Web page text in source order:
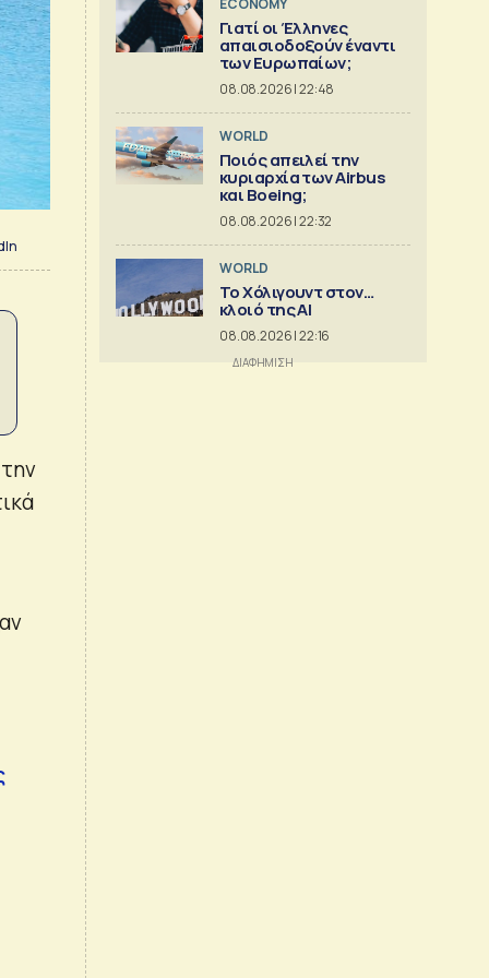
ECONOMY
Γιατί οι Έλληνες
απαισιοδοξούν έναντι
των Ευρωπαίων;
08.08.2026 | 22:48
WORLD
Ποιός απειλεί την
κυριαρχία των Airbus
και Boeing;
08.08.2026 | 22:32
WORLD
Το Χόλιγουντ στον…
κλοιό της AI
08.08.2026 | 22:16